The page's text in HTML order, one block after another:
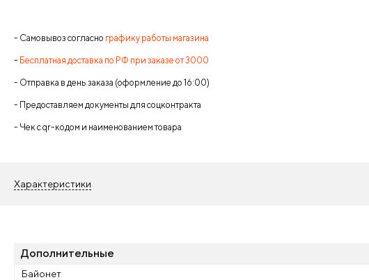
- Самовывоз согласно графику работы магазина
- Бесплатная доставка по РФ при заказе от 3000
- Отправка в день заказа (оформление до 16:00)
- Предоставляем документы для соцконтракта
- Чек с qr-кодом и наименованием товара
Характеристики
Дополнительные
Байонет